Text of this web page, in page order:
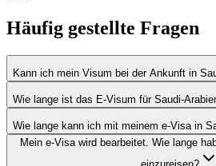
Häufig gestellte Fragen
Kann ich mein Visum bei der Ankunft in
Wie lange ist das E-Visum für Saudi-
Wie lange kann ich mit meinem e-Visa in
Mein e-Visa wird bearbeitet. Wie lange